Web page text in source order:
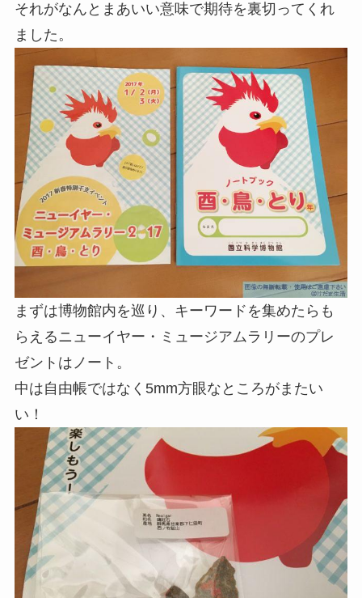
それがなんとまあいい意味で期待を裏切ってくれ
ました。
まずは博物館内を巡り、キーワードを集めたらも
らえるニューイヤー・ミュージアムラリーのプレ
ゼントはノート。
中は自由帳ではなく5mm方眼なところがまたい
い！